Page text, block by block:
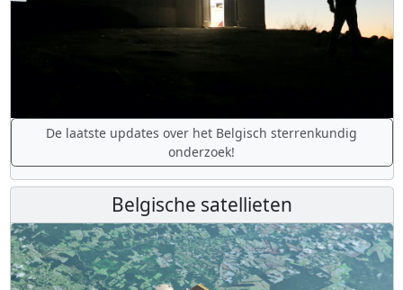
De laatste updates over het Belgisch sterrenkundig
onderzoek!
Belgische satellieten